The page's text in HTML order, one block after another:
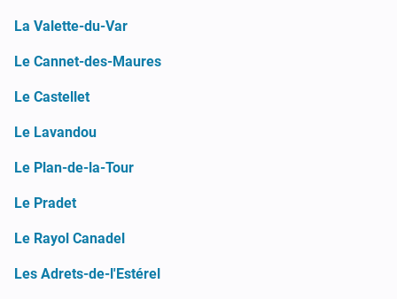
La Valette-du-Var
Le Cannet-des-Maures
Le Castellet
Le Lavandou
Le Plan-de-la-Tour
Le Pradet
Le Rayol Canadel
Les Adrets-de-l'Estérel